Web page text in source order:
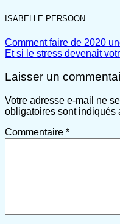
ISABELLE PERSOON
Comment faire de 2020
Et si le stress devenait
Laisser un
Votre adresse e-mail ne
obligatoires sont indiqués
Commentaire *